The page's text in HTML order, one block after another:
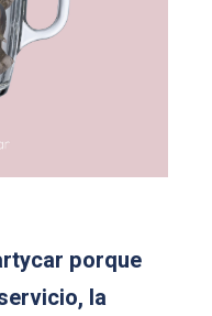
porque
la